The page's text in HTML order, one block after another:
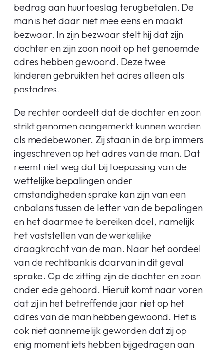
bedrag aan huurtoeslag terugbetalen. De
man is het daar niet mee eens en maakt
bezwaar. In zijn bezwaar stelt hij dat zijn
dochter en zijn zoon nooit op het genoemde
adres hebben gewoond. Deze twee
kinderen gebruikten het adres alleen als
postadres.
De rechter oordeelt dat de dochter en zoon
strikt genomen aangemerkt kunnen worden
als medebewoner. Zij staan in de brp immers
ingeschreven op het adres van de man. Dat
neemt niet weg dat bij toepassing van de
wettelijke bepalingen onder
omstandigheden sprake kan zijn van een
onbalans tussen de letter van de bepalingen
en het daarmee te bereiken doel, namelijk
het vaststellen van de werkelijke
draagkracht van de man. Naar het oordeel
van de rechtbank is daarvan in dit geval
sprake. Op de zitting zijn de dochter en zoon
onder ede gehoord. Hieruit komt naar voren
dat zij in het betreffende jaar niet op het
adres van de man hebben gewoond. Het is
ook niet aannemelijk geworden dat zij op
enig moment iets hebben bijgedragen aan